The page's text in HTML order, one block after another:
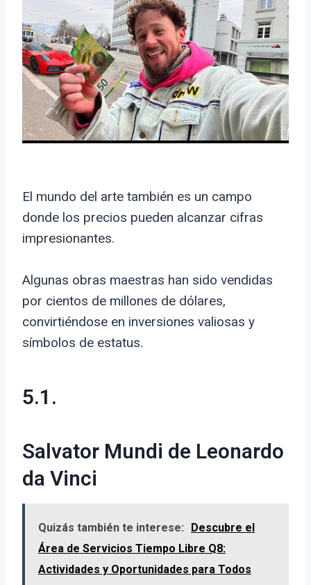
El mundo del arte también es un campo
donde los precios pueden alcanzar cifras
impresionantes.
Algunas obras maestras han sido vendidas
por cientos de millones de dólares,
convirtiéndose en inversiones valiosas y
símbolos de estatus.
5.1.
Salvator Mundi de Leonardo
da Vinci
Quizás también te interese:
Descubre el
Área de Servicios Tiempo Libre Q8:
Actividades y Oportunidades para Todos